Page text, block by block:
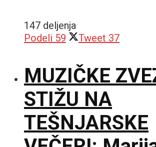
147 deljenja
Podeli 59 Tweet 37
MUZIČKE
STIŽU NA
TEŠNJARSKE